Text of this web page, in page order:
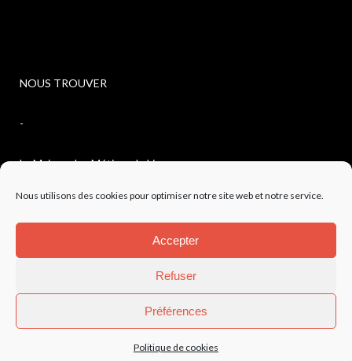
Nous utilisons des cookies pour optimiser notre site web et notre service.
Accepter
Refuser
Préférences
Politique de cookies
NOUS TROUVER
-
La Maison des Métiers du Livre
4, avenue de l’observatoire
Mentions légales-Politique de confidentialité
©AAJP 2023 – Création site